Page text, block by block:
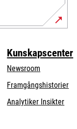
Kunskapscenter
Newsroom
Framgångshistorier
Analytiker Insikter